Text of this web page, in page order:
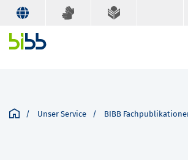
Unser Service BIBB